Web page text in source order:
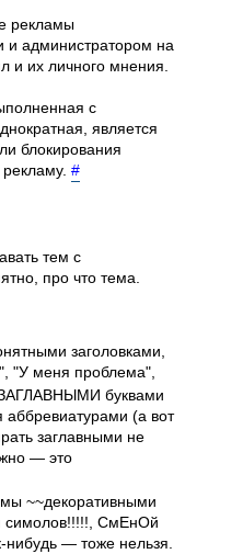
рекламы
и администратором на
и их личного мнения.
с
является
блокирования
рекламу.#
тем с
про что тема.
заголовками,
"У меня проблема",
ЗАГЛАВНЫМИ буквами
(а вот
заглавными не
— это
~~декоративными
симолов!!!!!, СмЕнОй
нибудь — тоже нельзя.